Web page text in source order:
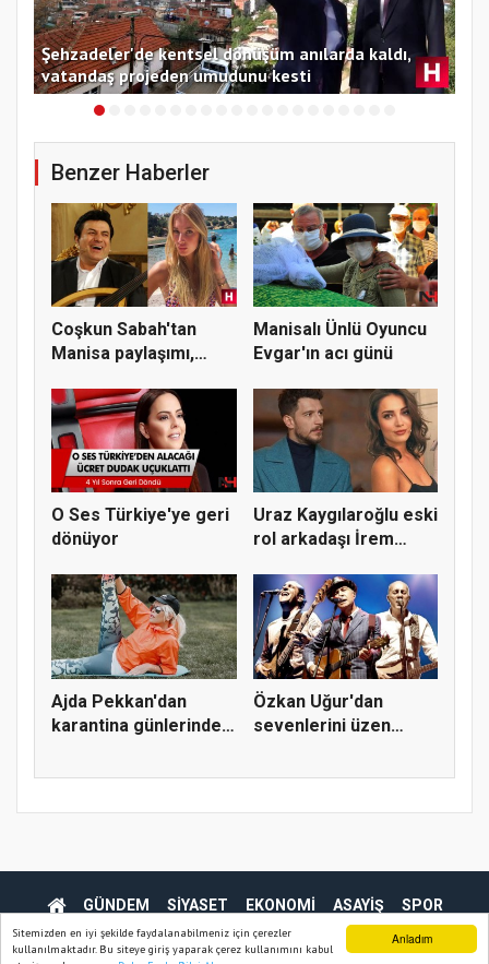
Anladım
Sitemizden en iyi şekilde faydalanabilmeniz için çerezler
kullanılmaktadır. Bu siteye giriş yaparak çerez kullanımını kabul
Şehzadeler'de kentsel dönüşüm anılarda kaldı,
vatandaş projeden umudunu kesti
Benzer Haberler
Coşkun Sabah'tan
Manisa paylaşımı,
Manisalı Ünlü Oyuncu
Evgar'ın acı günü
O Ses Türkiye'ye geri
dönüyor
Uraz Kaygılaroğlu eski
rol arkadaşı İrem
Ajda Pekkan'dan
karantina günlerinde
Özkan Uğur'dan
sevenlerini üzen
GÜNDEM SİYASET EKONOMİ ASAYİŞ
SPOR
SAĞLIK
TEKNOLOJİ